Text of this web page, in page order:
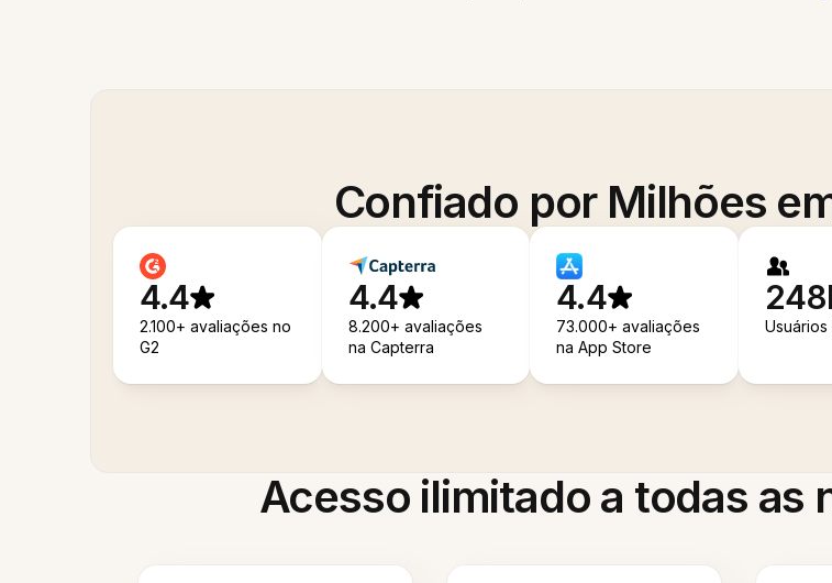
Confiado por Milhões
4.4
2.100+ avaliações no
G2
4.4
8.200+ avaliações
na Capterra
4.4
73.000+ avaliações
na App Store
Acesso ilimitado a todas as